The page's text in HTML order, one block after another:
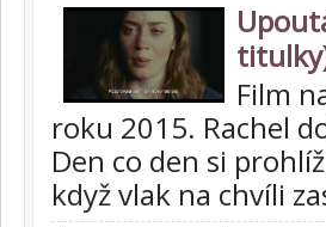
Film
roku 2015. Rachel
Den co den si
když vlak na chvíli